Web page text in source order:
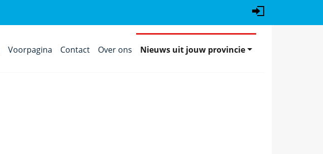
Voorpagina Contact Over ons Nieuws uit jouw provincie